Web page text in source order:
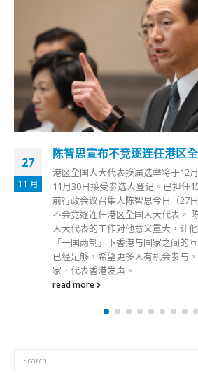
27
11 月
陈智思宣布不竞逐连任港区
港区全国人大代表换届选举将于12
11月30日接受参选人登记。已担任
前行政会议召集人陈智思今日（27
不会竞逐连任港区全国人大代表。
人大代表的工作对他意义重大，让
「一国两制」下香港与国家之间的
已经足够，希望更多人有机会参与
家，代表香港发声。
read more